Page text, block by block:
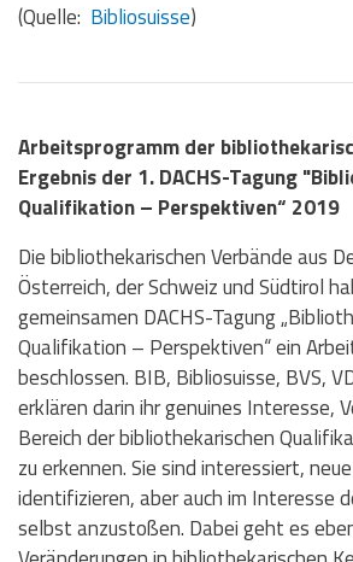
(Quelle: Bibliosuisse)
Arbeitsprogramm der
Ergebnis der 1. DACHS-Tagung
Qualifikation – Perspektiven“ 2019
Die bibliothekarischen Verbände aus
Österreich, der Schweiz und Südtirol
gemeinsamen DACHS-Tagung
Qualifikation – Perspektiven“ ein
beschlossen. BIB, Bibliosuisse, BVS,
erklären darin ihr genuines Interesse,
Bereich der bibliothekarischen
zu erkennen. Sie sind interessiert,
identifizieren, aber auch im Interesse
selbst anzustoßen. Dabei geht es